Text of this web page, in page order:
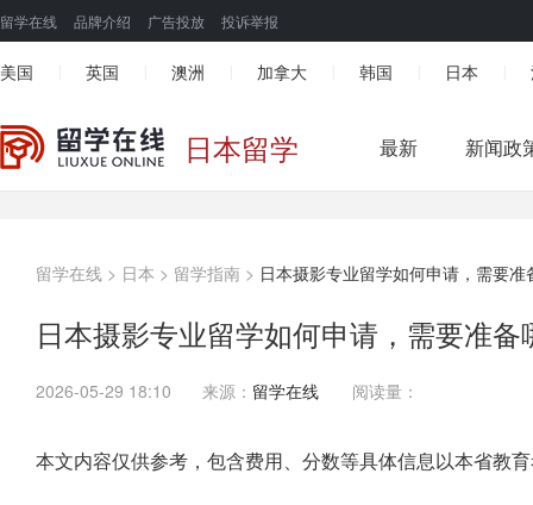
留学在线 品牌介绍 广告投放 投诉举报
美国 英国 澳洲 加拿大 韩国 日本
日本留学 最新 新闻政
留学在线 > 日本 > 留学指南 > 日本摄影专业留学如何申请，需要准
日本摄影专业留学如何申请，需要准备
2026-05-29 18:10 来源： 留学在线 阅读量：
本文内容仅供参考，包含费用、分数等具体信息以本省教